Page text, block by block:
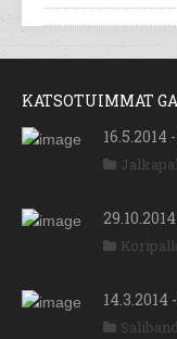
KATSOTUIMMAT